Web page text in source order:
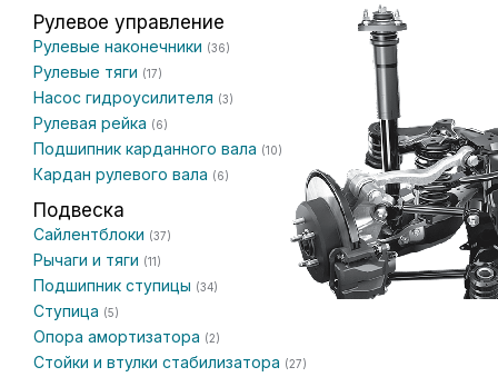
Рулевое управление
Рулевые наконечники (36)
Рулевые тяги (17)
Насос гидроусилителя (3)
Рулевая рейка (6)
Подшипник карданного вала (10)
Кардан рулевого вала (6)
Подвеска
Сайлентблоки (37)
Рычаги и тяги (11)
Подшипник ступицы (34)
Ступица (5)
Опора амортизатора (2)
Стойки и втулки стабилизатора (27)